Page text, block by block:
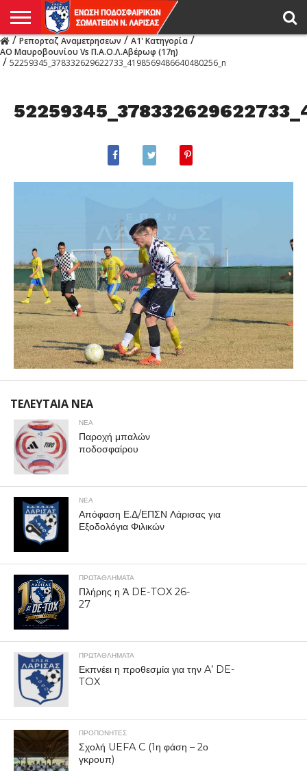
Η
ΕΝΩΣΗ
ΑΓΩΝΙΣΤΙΚΑ
ΜΙΚΤΉ
ΔΙΑΙΤΗΣΙΑ
ΠΡΩΤΑΘΛΗΜΑΤΑ
ΥΠΟΔΟΜΕΣ
ΚΥΠΕΛΛΟ
ΑΜΕΣΑ
ΑΠΟΤΕΛΕΣΜΑΤΑ
LIVE
ΝΕΑ
ΠΡΩΤΑΘΛΗΜΑΤΑ
ΚΥΠΕΛΛΟ
ΥΠΟΔΟΜΕΣ
ΠΕΙΘΑΡΧΙΚΟ
ΜΙΚΤΗ
ΛΑΡΙΣΑΣ
ΠΑΡΑΤΗΡΗΤΕΣ
ΠΡΟΠΟΝΗΤΕΣ
ΔΙΑΙΤΗΤΕΣ
VIDEO
ΓΕΝΙΚΑ
ΑΦΙΕΡΩΜΑΤΑ
ΕΚΔΗΛΩΣΕΙΣ
ΕΠΙΚΟΙΝΩΝΙΑ
/Ρεπορταζ Αναμετρησεων/Α1' Κατηγορία/
ΑΟ Μαυροβουνίου Vs Π.Α.Ο.Λ.Αβέρωφ (17η)
/ 52259345_378332629622733_4198569486640480256_n
ΤΕΛΕΥΤΑΙΑ ΝΕΑ
ΝΕΑ
Παροχή μπαλών
ποδοσφαίρου
ΝΕΑ
Απόφαση Ε.Δ/ΕΠΣΝ Λάρισας για
Εξοδολόγια Φιλικών
ΠΡΩΤΑΘΛΉΜΑΤΑ
Πλήρης η Ά DE-TOX 26-
27
ΠΡΩΤΑΘΛΉΜΑΤΑ
Εκπνέει η προθεσμία για την A’ DE-
TOX
ΠΡΟΠΟΝΗΤΈΣ
Σχολή UEFA C (1η φάση – 2ο
γκρουπ)